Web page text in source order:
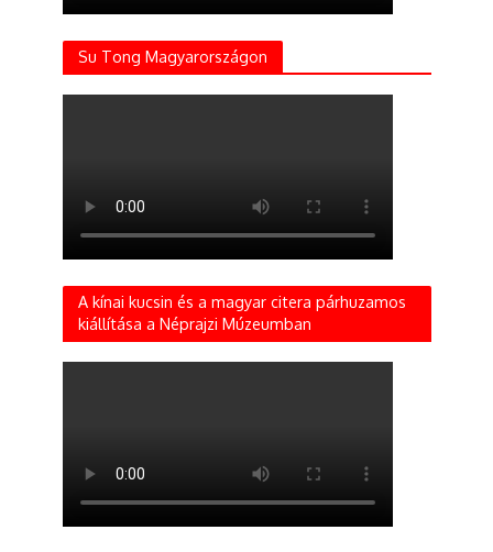
Su Tong Magyarországon
A kínai kucsin és a magyar citera párhuzamos
kiállítása a Néprajzi Múzeumban